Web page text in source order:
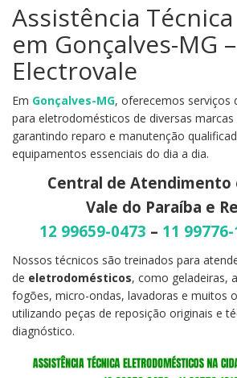
Assistência
em Gonçalves-MG –
Electrovale
Em Gonçalves-MG, oferecemos serviços
para eletrodomésticos de diversas
garantindo reparo e manutenção
equipamentos essenciais do dia a dia.
Central de Atendimento
Vale do Paraíba e
12 99659-0473 – 11
Nossos técnicos são treinados para
de eletrodomésticos, como geladeiras,
fogões, micro-ondas, lavadoras e muitos
utilizando peças de reposição originais e
diagnóstico.